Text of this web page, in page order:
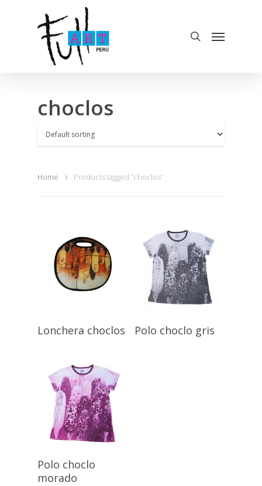
choclos
Home Products tagged “choclos”
Lonchera choclos Polo choclo gris
Polo choclo
morado